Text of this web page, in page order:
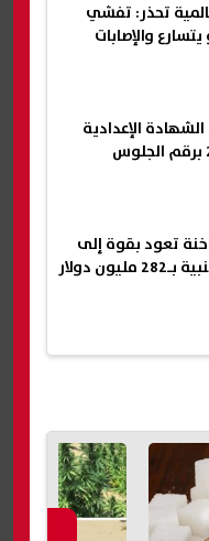
تحذر: تفشي
والإصابات
الإعدادية
تعود بقوة إلى
مصر.. مشتريات أجنبية بـ282 مليون دولار